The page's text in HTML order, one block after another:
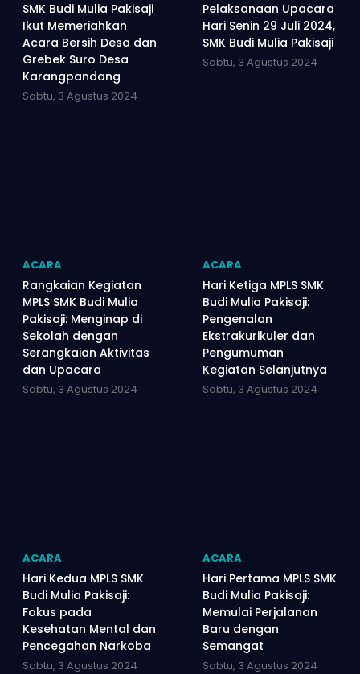
SMK Budi Mulia Pakisaji
Ikut Memeriahkan
Acara Bersih Desa dan
Grebek Suro Desa
Karangpandang
Sabtu, 3 Agustus 2024
Pelaksanaan Upacara
Hari Senin 29 Juli 2024,
SMK Budi Mulia Pakisaji
Sabtu, 3 Agustus 2024
ACARA
Rangkaian Kegiatan
MPLS SMK Budi Mulia
Pakisaji: Menginap di
Sekolah dengan
Serangkaian Aktivitas
dan Upacara
Sabtu, 3 Agustus 2024
ACARA
Hari Ketiga MPLS SMK
Budi Mulia Pakisaji:
Pengenalan
Ekstrakurikuler dan
Pengumuman
Kegiatan Selanjutnya
Sabtu, 3 Agustus 2024
ACARA
Hari Kedua MPLS SMK
Budi Mulia Pakisaji:
Fokus pada
Kesehatan Mental dan
Pencegahan Narkoba
Sabtu, 3 Agustus 2024
ACARA
Hari Pertama MPLS SMK
Budi Mulia Pakisaji:
Memulai Perjalanan
Baru dengan
Semangat
Sabtu, 3 Agustus 2024